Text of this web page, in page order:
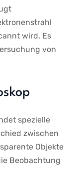
wird.⁣ Es
von
spezielle
zwischen
Objekte
Beobachtung